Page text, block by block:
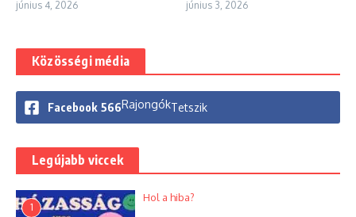
június 4, 2026 június 3, 2026
Közösségi média
Facebook 566RajongókTetszik
Legújabb viccek
1
Hol a hiba?